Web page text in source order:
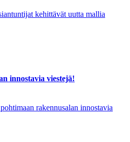
kehittävät uutta mallia
innostavia viestejä!
rakennusalan innostavia